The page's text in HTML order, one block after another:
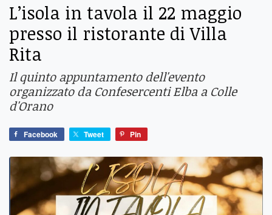
L’isola in tavola il 22 maggio
presso il ristorante di Villa
Rita
Il quinto appuntamento dell'evento
organizzato da Confesercenti Elba a Colle
d'Orano
Facebook Tweet Pin